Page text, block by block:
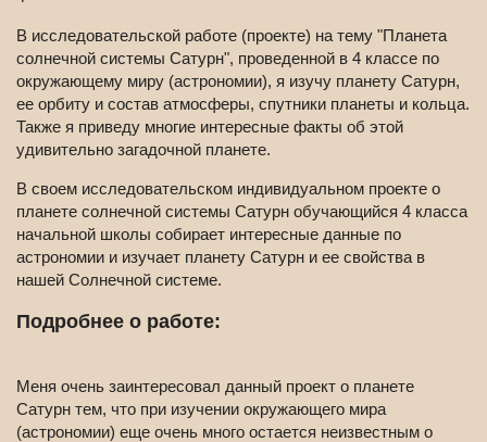
В исследовательской работе (проекте) на тему "Планета
солнечной системы Сатурн", проведенной в 4 классе по
окружающему миру (астрономии), я изучу планету Сатурн,
ее орбиту и состав атмосферы, спутники планеты и кольца.
Также я приведу многие интересные факты об этой
удивительно загадочной планете.
В своем исследовательском индивидуальном проекте о
планете солнечной системы Сатурн обучающийся 4 класса
начальной школы собирает интересные данные по
астрономии и изучает планету Сатурн и ее свойства в
нашей Солнечной системе.
Подробнее о работе:
Меня очень заинтересовал данный проект о планете
Сатурн тем, что при изучении окружающего мира
(астрономии) еще очень много остается неизвестным о